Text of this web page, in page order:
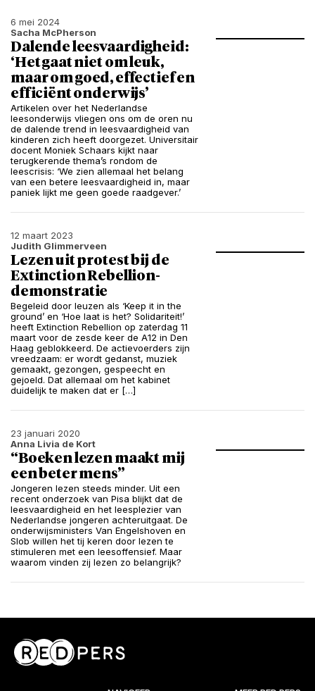
6 mei 2024
Sacha McPherson
Dalende leesvaardigheid:
‘Het gaat niet om leuk,
maar om goed, effectief en
efficiënt onderwijs’
Artikelen over het Nederlandse
leesonderwijs vliegen ons om de oren nu
de dalende trend in leesvaardigheid van
kinderen zich heeft doorgezet. Universitair
docent Moniek Schaars kijkt naar
terugkerende thema’s rondom de
leescrisis: ‘We zien allemaal het belang
van een betere leesvaardigheid in, maar
paniek lijkt me geen goede raadgever.’
12 maart 2023
Judith Glimmerveen
Lezen uit protest bij de
Extinction Rebellion-
demonstratie
Begeleid door leuzen als ‘Keep it in the
ground’ en ‘Hoe laat is het? Solidariteit!’
heeft Extinction Rebellion op zaterdag 11
maart voor de zesde keer de A12 in Den
Haag geblokkeerd. De actievoerders zijn
vreedzaam: er wordt gedanst, muziek
gemaakt, gezongen, gespeecht en
gejoeld. Dat allemaal om het kabinet
duidelijk te maken dat er […]
23 januari 2020
Anna Livia de Kort
“Boeken lezen maakt mij
een beter mens”
Jongeren lezen steeds minder. Uit een
recent onderzoek van Pisa blijkt dat de
leesvaardigheid en het leesplezier van
Nederlandse jongeren achteruitgaat. De
onderwijsministers Van Engelshoven en
Slob willen het tij keren door lezen te
stimuleren met een leesoffensief. Maar
waarom vinden zij lezen zo belangrijk?